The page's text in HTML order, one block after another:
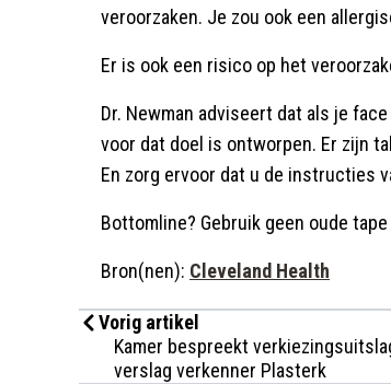
veroorzaken. Je zou ook een
Er is ook een risico op het
Dr. Newman adviseert dat als je
voor dat doel is ontworpen. Er zijn
En zorg ervoor dat u de instructies
Bottomline? Gebruik geen oude
Bron(nen): Cleveland Health
Vorig artikel
Kamer bespreekt
verslag verkenner Plasterk